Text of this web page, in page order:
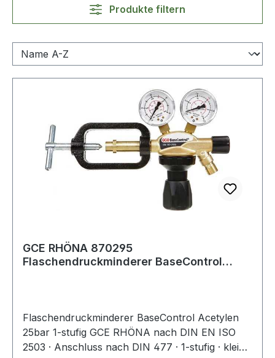
Produkte filtern
GCE RHÖNA 870295
Flaschendruckminderer BaseControl
Flaschendruckminderer BaseControl Acetylen
25bar 1-stufig GCE RHÖNA nach DIN EN ISO
2503 · Anschluss nach DIN 477 · 1-stufig · kleine